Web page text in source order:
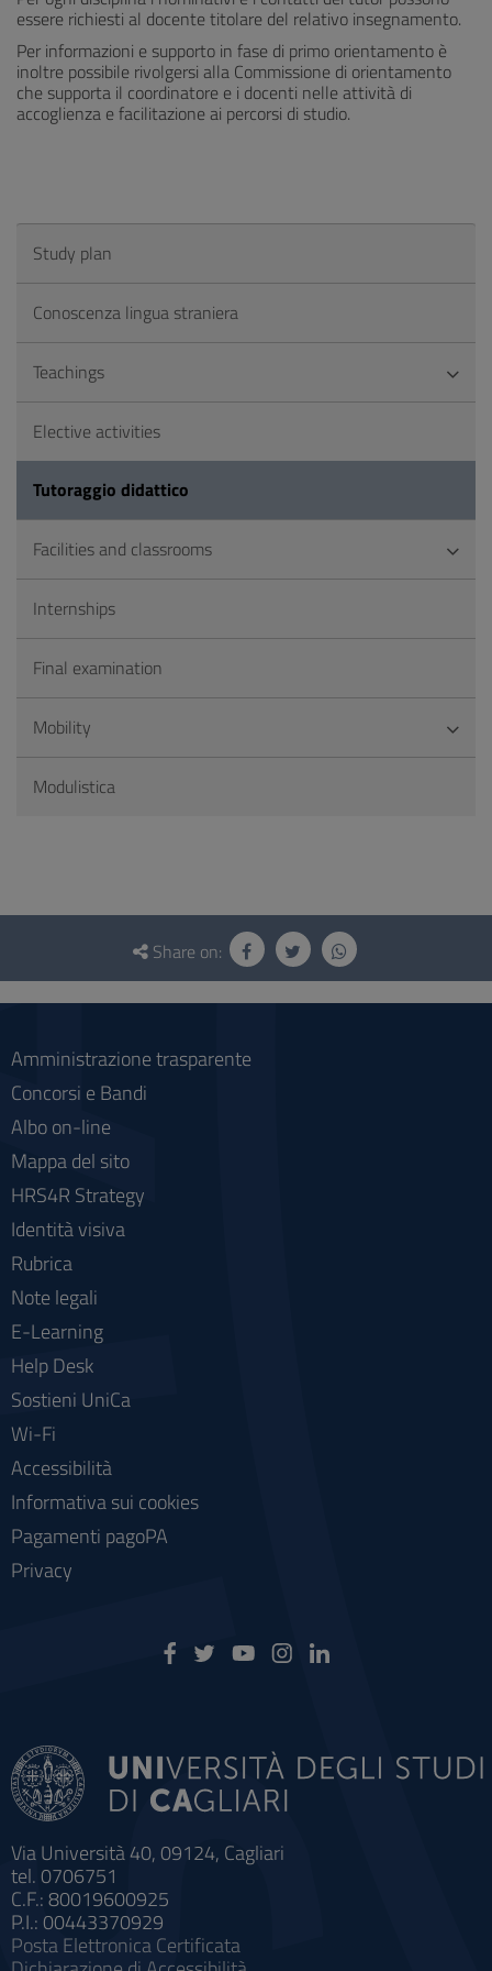
essere richiesti al docente titolare del relativo insegnamento.
Per informazioni e supporto in fase di primo orientamento è
inoltre possibile rivolgersi alla Commissione di orientamento
che supporta il coordinatore e i docenti nelle attività di
accoglienza e facilitazione ai percorsi di studio.
Study plan
Conoscenza lingua straniera
Teachings
Elective activities
Tutoraggio didattico
Facilities and classrooms
Internships
Final examination
Mobility
Modulistica
Questionnaire
social
Share on:
Via Università 40, 09124, Cagliari
tel. 0706751
C.F.: 80019600925
P.I.: 00443370929
Posta Elettronica Certificata
Amministrazione trasparente
Concorsi e Bandi
Albo on-line
Mappa del sito
HRS4R Strategy
Identità visiva
Rubrica
Note legali
E-Learning
Help Desk
Sostieni UniCa
Wi-Fi
Accessibilità
Informativa sui cookies
Pagamenti pagoPA
Privacy